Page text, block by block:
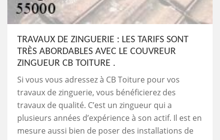
TRAVAUX DE ZINGUERIE : LES TARIFS SONT
TRÈS ABORDABLES AVEC LE COUVREUR
ZINGUEUR CB TOITURE .
Si vous vous adressez à CB Toiture pour vos
travaux de zinguerie, vous bénéficierez des
travaux de qualité. C’est un zingueur qui a
plusieurs années d’expérience à son actif. Il est en
mesure aussi bien de poser des installations de